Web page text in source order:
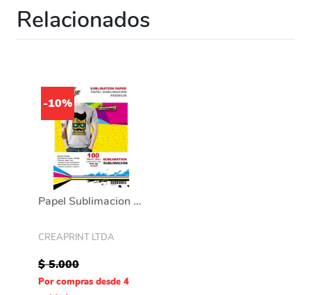
Relacionados
-10%
Papel Sublimacion 100 Hojas Tamaño A4 Marca Creaprint
CREAPRINT LTDA
$ 5.000
Por compras desde 4